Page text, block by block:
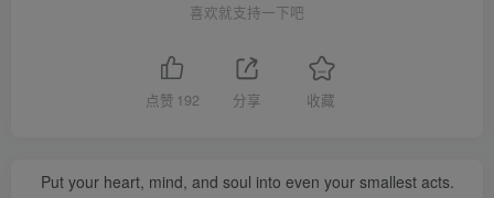
喜欢就支持一下吧
点赞 192 分享 收藏
Put your heart, mind, and soul into even your smallest acts.